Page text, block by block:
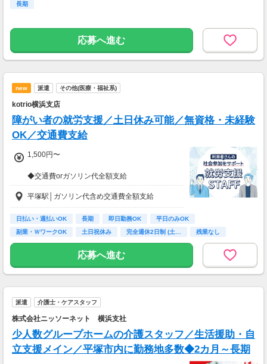
長期
応募へ進む
new 派遣 その他(医療・福祉系)
kotrio横浜支店
障がい者の就労支援／土日休み可能／無資格・未経験
OK／交通費支給
1,500円〜
◆交通費orガソリン代全額支給
◆各種社会保険完備
◆資格支援制度有
◆日払い・週払い制度（各規定有）
急な出費にあんしんの制度です。
平塚駅│ガソリン代含め交通費全額支給
日払い・週払いOK 長期 即日勤務OK
平日のみOK
副業・ＷワークOK
土日祝休み 完全週休2日制 (土…
残業なし
ボーナス・昇給あり
応募へ進む
派遣 介護士・ケアスタッフ
株式会社ニッソーネット 横浜支社
少人数グループホームの介護スタッフ／生活援助・自
立支援メイン／平塚市内に勤務地多数◆2カ月～長期